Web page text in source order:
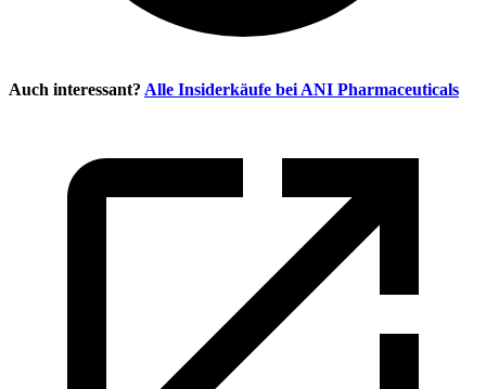
Auch interessant? Alle Insiderkäufe bei ANI Pharmaceuticals